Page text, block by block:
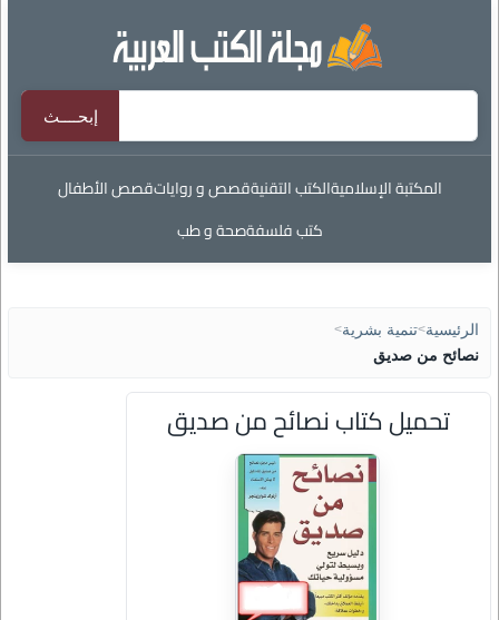
المكتبة الإسلاميةالكتب التقنيةقصص و رواياتقصص الأطفال
كتب فلسفةصحة و طب
الرئيسية>تنمية بشرية>
نصائح من صديق
تحميل كتاب نصائح من صديق